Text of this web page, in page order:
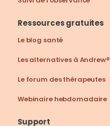
Ressources gratuites
Le blog santé
Les alternatives à Andrew®
Le forum des thérapeutes
Webinaire hebdomadaire
Support